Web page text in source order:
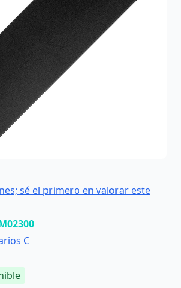
sé el primero en valorar este
C